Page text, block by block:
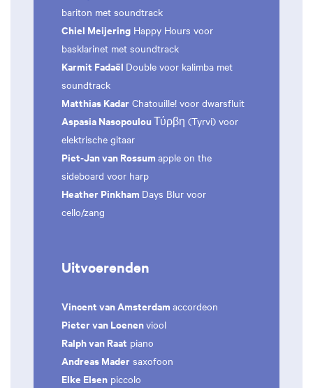
bariton met soundtrack
Chiel Meijering Happy Hours voor
basklarinet met soundtrack
Karmit Fadaël Double voor kalimba met
soundtrack
Matthias Kadar Chatouille! voor dwarsfluit
Aspasia NasopoulouΤύρβη (Tyrvi) voor
elektrische gitaar
Piet-Jan van Rossum apple on the
sideboard voor harp
Heather Pinkham Days Blur voor
cello/zang
Uitvoerenden
Vincent van Amsterdam accordeon
Pieter van Loenenviool
Ralph van Raat piano
Andreas Mader saxofoon
Elke Elsen piccolo